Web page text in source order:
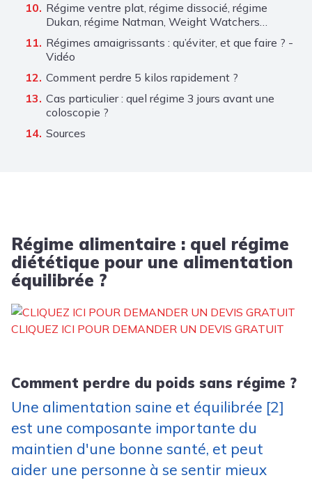
Régime ventre plat, régime dissocié, régime
Dukan, régime Natman, Weight Watchers…
Régimes amaigrissants : qu’éviter, et que faire ? -
Vidéo
Comment perdre 5 kilos rapidement ?
Cas particulier : quel régime 3 jours avant une
coloscopie ?
Sources
Régime alimentaire : quel régime
diététique pour une alimentation
équilibrée ?
CLIQUEZ ICI POUR DEMANDER UN DEVIS GRATUIT
Comment perdre du poids sans régime ?
Une alimentation saine et équilibrée [2]
est une composante importante du
maintien d'une bonne santé, et peut
aider une personne à se sentir mieux